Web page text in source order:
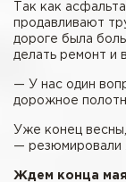
Так как
продавливают
дороге была
делать ремонт и
— У нас один
дорожное
Уже конец
— резюмировали
Ждем конца